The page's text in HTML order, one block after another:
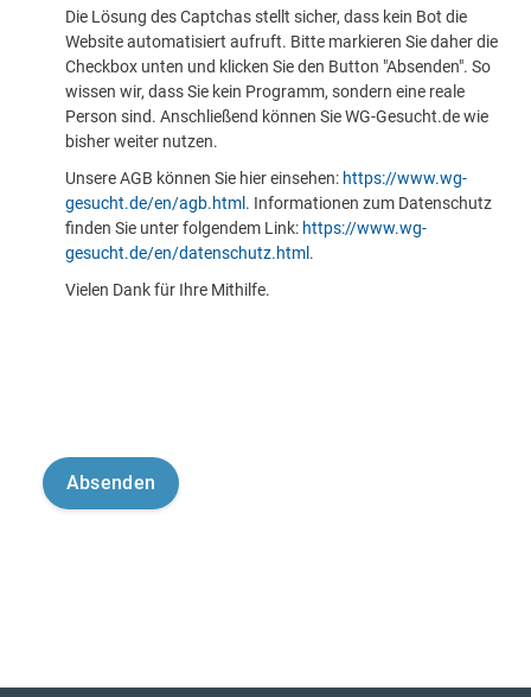
Die Lösung des Captchas stellt sicher, dass kein Bot die
Website automatisiert aufruft. Bitte markieren Sie daher die
Checkbox unten und klicken Sie den Button "Absenden". So
wissen wir, dass Sie kein Programm, sondern eine reale
Person sind. Anschließend können Sie WG-Gesucht.de wie
bisher weiter nutzen.
Unsere AGB können Sie hier einsehen: https://www.wg-
gesucht.de/en/agb.html . Informationen zum Datenschutz
finden Sie unter folgendem Link: https://www.wg-
gesucht.de/en/datenschutz.html .
Vielen Dank für Ihre Mithilfe.